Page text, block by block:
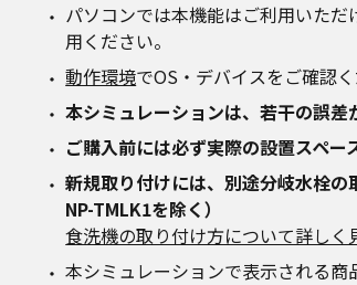
パソコンでは本機能はご利用いた
用ください。
動作環境でOS・デバイスをご確認く
本シミュレーションは、若干の誤差
ご購入前には必ず実際の設置スペー
新規取り付けには、別途分岐水栓の
NP-TMLK1を除く）
食洗機の取り付け方について詳しく
本シミュレーションで表示される商